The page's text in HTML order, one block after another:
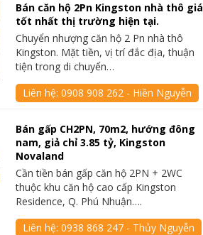
Bán căn hộ 2Pn Kingston nhà thô giá
tốt nhất thị trường hiện tại.
Chuyển nhượng căn hộ 2 Pn nhà thô
Kingston. Mặt tiền, vị trí đắc địa, thuận
tiện trong di chuyển…
Liên hệ:0908 908 262 - Hiền Nguyễn
Bán gấp CH2PN, 70m2, hướng đông
nam, giả chỉ 3.85 tỷ, Kingston
Novaland
Cần tiền bán gấp căn hộ 2PN + 2WC
thuộc khu căn hộ cao cấp Kingston
Residence, Q. Phú Nhuận….
Liên hệ:0938 868 247 - Thủy Nguyễn